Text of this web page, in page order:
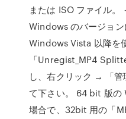
または ISO ファイル。
Windows のバージョ
Windows Vista 以降を
「Unregist_MP4
し、右クリック → 「管
て下さい。 64 bit 版の
場合で、32bit 用の「